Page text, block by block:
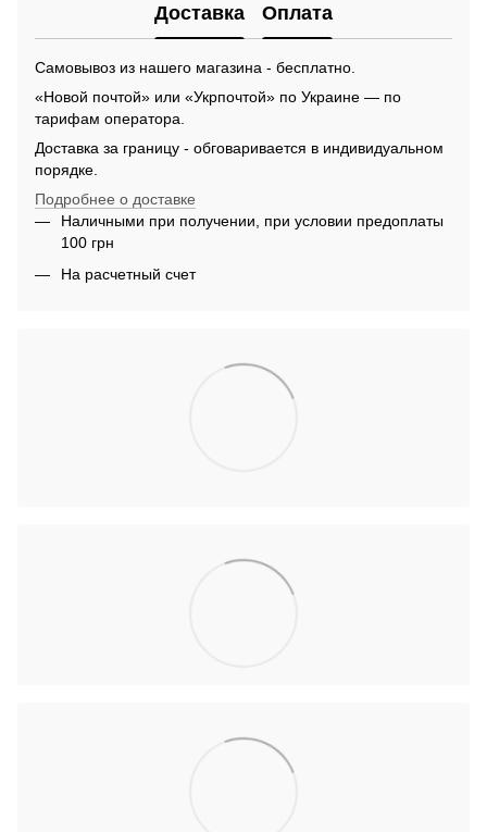
Доставка Оплата
Самовывоз из нашего магазина - бесплатно.
«Новой почтой» или «Укрпочтой» по Украине — по
тарифам оператора.
Доставка за границу - обговаривается в индивидуальном
порядке.
Подробнее о доставке
Наличными при получении, при условии предоплаты
100 грн
На расчетный счет